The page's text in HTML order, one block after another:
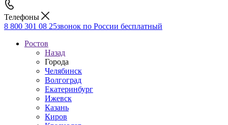
Телефоны
8 800 301 08 25звонок по России бесплатный
Ростов
Назад
Города
Челябинск
Волгоград
Екатеринбург
Ижевск
Казань
Киров